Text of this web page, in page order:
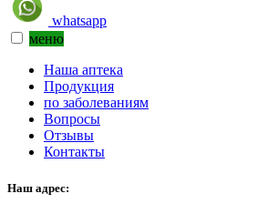
whatsapp
меню
Наша аптека
Продукция
по заболеваниям
Вопросы
Отзывы
Контакты
Наш адрес: